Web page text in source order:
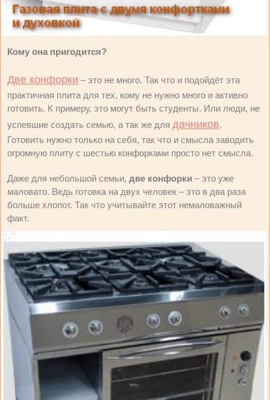
Кому она пригодится?
Две конфорки – это не много. Так что и подойдёт эта
практичная плита для тех, кому не нужно много и активно
готовить. К примеру, это могут быть студенты. Или люди, не
успевшие создать семью, а так же для дачников.
Готовить нужно только на себя, так что и смысла заводить
огромную плиту с шестью конфорками просто нет смысла.
Даже для небольшой семьи, две конфорки – это уже
маловато. Ведь готовка на двух человек – это в два раза
больше хлопот. Так что учитывайте этот немаловажный
факт.